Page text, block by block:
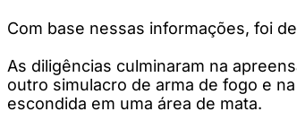
Com base nessas informações, foi
As diligências culminaram na
outro simulacro de arma de fogo e
escondida em uma área de mata.